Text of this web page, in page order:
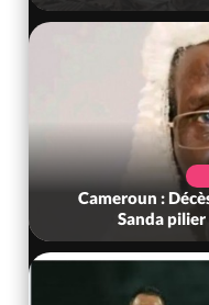
Cameroun :
Sanda